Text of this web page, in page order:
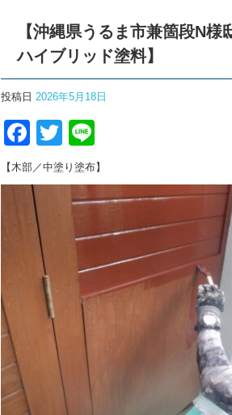
【沖縄県うるま市兼箇段N
ハイブリッド塗料】
投稿日 2026年5月18日
F
a
c
e
b
o
o
T
wi
tt
er
n
e
【木部／中塗り塗布】